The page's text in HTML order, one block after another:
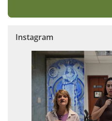
Instagram